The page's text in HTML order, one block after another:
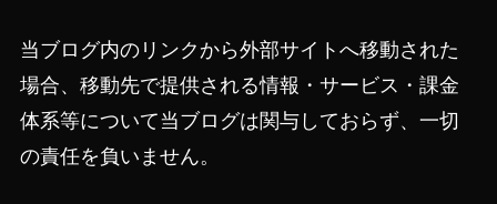
当ブログ内のリンクから外部サイトへ移動された
場合、移動先で提供される情報・サービス・課金
体系等について当ブログは関与しておらず、一切
の責任を負いません。